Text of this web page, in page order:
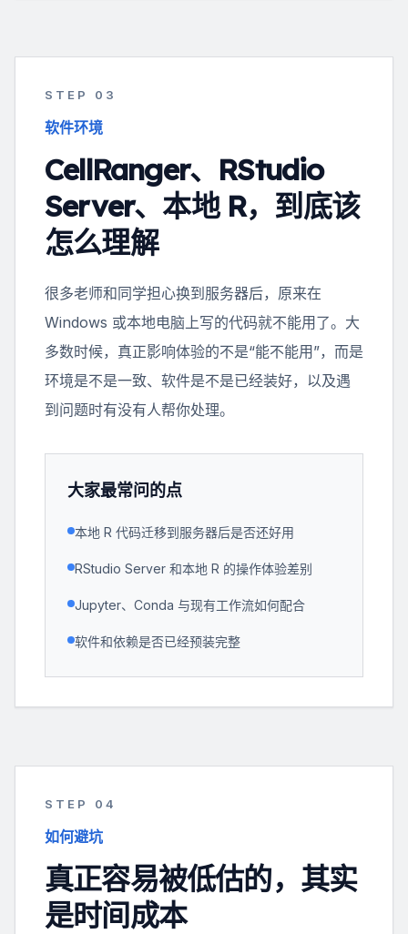
STEP 0 3
软件环境
CellRanger、RStudio
Server、本地 R，到底该
怎么理解
很多老师和同学担心换到服务器后，原来在
Windows 或本地电脑上写的代码就不能用了。大
多数时候，真正影响体验的不是“能不能用”，而是
环境是不是一致、软件是不是已经装好，以及遇
到问题时有没有人帮你处理。
大家最常问的点
本地 R 代码迁移到服务器后是否还好用
RStudio Server 和本地 R 的操作体验差别
Jupyter、Conda 与现有工作流如何配合
软件和依赖是否已经预装完整
STEP 0 4
如何避坑
真正容易被低估的，其实
是时间成本